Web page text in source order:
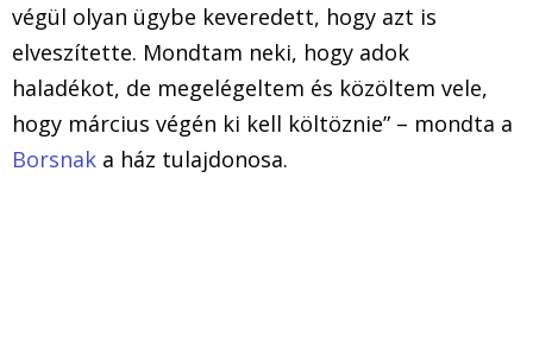
végül olyan ügybe keveredett, hogy azt is
elveszítette. Mondtam neki, hogy adok
haladékot, de megelégeltem és közöltem vele,
hogy március végén ki kell költöznie” – mondta a
Borsnak a ház tulajdonosa.